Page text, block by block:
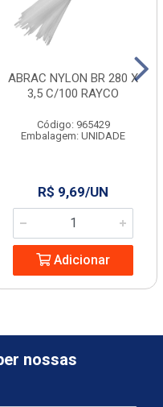
ABRAC NYLON BR 280 X
3,5 C/100 RAYCO
Código: 965429
Embalagem: UNIDADE
R$ 9,69/UN
Adicionar
nossas